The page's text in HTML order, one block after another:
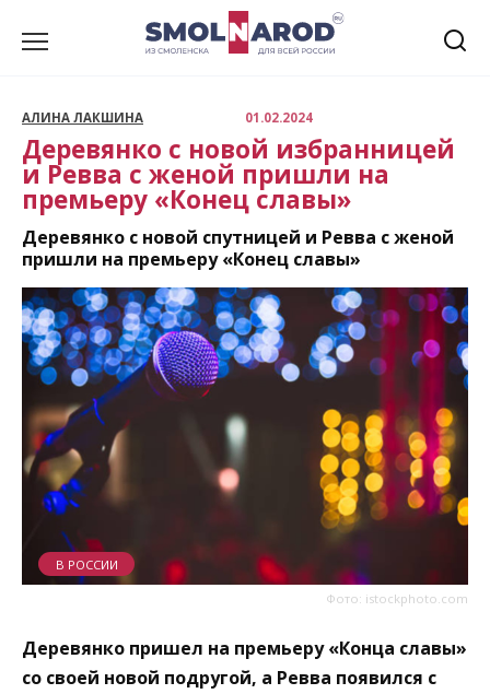
АЛИНА ЛАКШИНА 01.02.2024
Деревянко с новой избранницей
и Ревва с женой пришли на
премьеру «Конец славы»
Деревянко с новой спутницей и Ревва с женой
пришли на премьеру «Конец славы»
Фото: istockphoto.com
В РОССИИ
Деревянко пришел на премьеру «Конца славы»
со своей новой подругой, а Ревва появился с